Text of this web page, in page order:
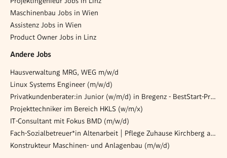
Maschinenbau Jobs in Wien
Assistenz Jobs in Wien
Product Owner Jobs in Linz
Andere Jobs
Hausverwaltung MRG, WEG m/w/d
Linux Systems Engineer (m/w/d)
Privatkundenberater:in Junior (w/m/d) in Bregenz - BestStart-Programm
Projekttechniker im Bereich HKLS (w/m/x)
IT-Consultant mit Fokus BMD (m/w/d)
Fach-Sozialbetreuer*in Altenarbeit | Pflege Zuhause Kirchberg am Wechsel & Gloggnitz
Konstrukteur Maschinen- und Anlagenbau (m/w/d)